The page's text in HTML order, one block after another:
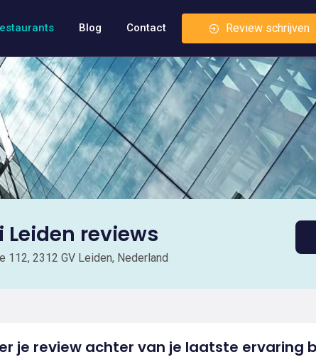
Blog Contact Review schrijven
Leiden reviews
112, 2312 GV Leiden, Nederland
je review achter van je laatste ervaring